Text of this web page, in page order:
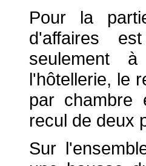
Pour la
d'affaires
seulement
l'hôtellerie, le
par
recul de deux
Sur